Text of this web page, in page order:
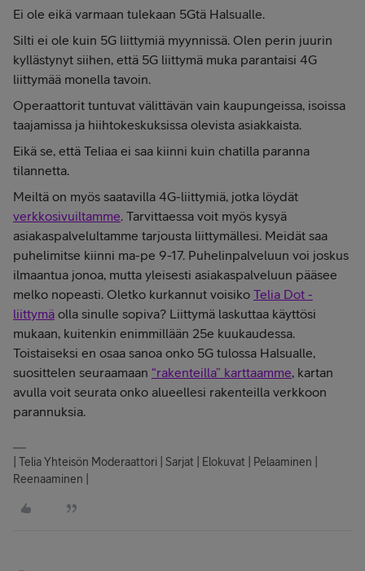
Ei ole eikä varmaan tulekaan 5Gtä Halsualle.
Silti ei ole kuin 5G liittymiä myynnissä. Olen perin juurin
kyllästynyt siihen, että 5G liittymä muka parantaisi 4G
liittymää monella tavoin.
Operaattorit tuntuvat välittävän vain kaupungeissa, isoissa
taajamissa ja hiihtokeskuksissa olevista asiakkaista.
Eikä se, että Teliaa ei saa kiinni kuin chatilla paranna
tilannetta.
Meiltä on myös saatavilla 4G-liittymiä, jotka löydät
verkkosivuiltamme. Tarvittaessa voit myös kysyä
asiakaspalvelultamme tarjousta liittymällesi. Meidät saa
puhelimitse kiinni ma-pe 9-17. Puhelinpalveluun voi joskus
ilmaantua jonoa, mutta yleisesti asiakaspalveluun pääsee
melko nopeasti. Oletko kurkannut voisiko Telia Dot -
liittymä olla sinulle sopiva? Liittymä laskuttaa käyttösi
mukaan, kuitenkin enimmillään 25e kuukaudessa.
Toistaiseksi en osaa sanoa onko 5G tulossa Halsualle,
suosittelen seuraamaan “rakenteilla” karttaamme, kartan
avulla voit seurata onko alueellesi rakenteilla verkkoon
parannuksia.
| Telia Yhteisön Moderaattori | Sarjat | Elokuvat | Pelaaminen |
Reenaaminen |